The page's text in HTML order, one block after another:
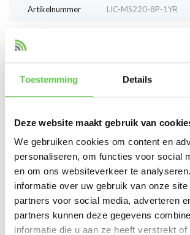
Toestemming Details
Deze website maakt gebruik van
We gebruiken cookies om content en
personaliseren, om functies voor social
en om ons websiteverkeer te
informatie over uw gebruik van onze site
partners voor social media, adverteren
partners kunnen deze gegevens
informatie die u aan ze heeft verstrekt of
Artikelnummer LIC-MS220-8P-1YR
Er zijn nog geen reviews geschreven over dit
Schrijf je eigen review
Tags